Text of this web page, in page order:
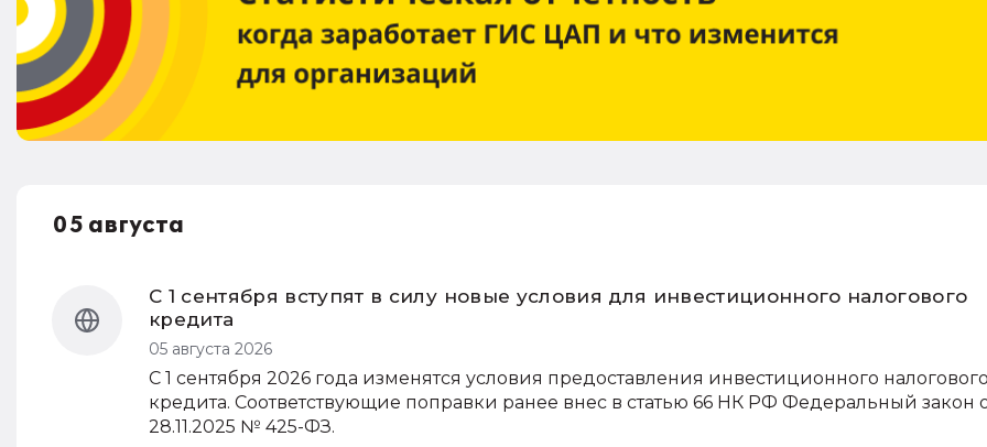
05 августа
С 1 сентября вступят в силу новые условия для инвестиционного налогового
кредита
05 августа 2026
С 1 сентября 2026 года изменятся условия предоставления инвестиционного налогового
кредита. Соответствующие поправки ранее внес в статью 66 НК РФ Федеральный закон
28.11.2025 № 425-ФЗ.